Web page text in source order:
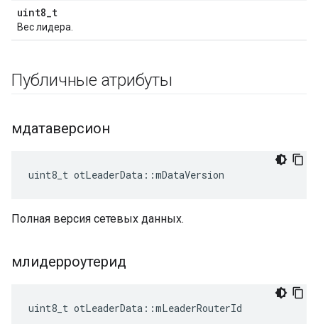
uint8_t
Вес лидера.
Публичные атрибуты
мдатаверсион
uint8_t otLeaderData ::mDataVersion
Полная версия сетевых данных.
млидерроутерид
uint8_t otLeaderData ::mLeaderRouterId